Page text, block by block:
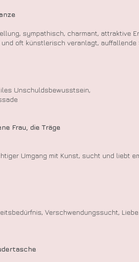
sympathisch, charmant, attraktive
oft künstlerisch veranlagt, auffallende
Unschuldsbewusstsein,
die Träge
Umgang mit Kunst, sucht und liebt
Verschwendungssucht, Liebe